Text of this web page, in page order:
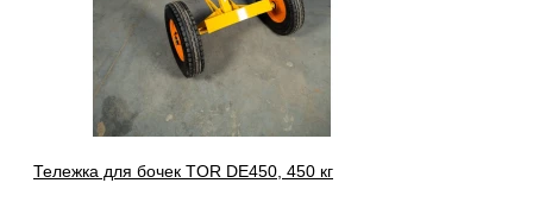
Тележка для бочек TOR DE450, 450 кг